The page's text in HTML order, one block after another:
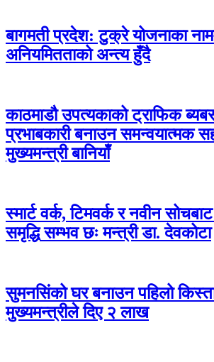
बागमती प्रदेश: टुक्रे योजनाका
अनियमितताको अन्त्य हुँदै
काठमाडौ उपत्यकाको ट्राफिक
प्रभाबकारी बनाउन समन्वयात्मक
मुख्यमन्त्री बानियाँ
स्मार्ट वर्क, टिमवर्क र नवीन
समृद्धि सम्भव छः मन्त्री डा. देवकोटा
सुमनसिंको घर बनाउन पहिलो
मुख्यमन्त्रीले दिए २ लाख